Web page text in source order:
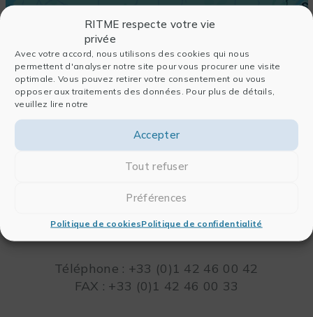
RITME respecte votre vie
privée
Avec votre accord, nous utilisons des cookies qui nous
permettent d'analyser notre site pour vous procurer une visite
optimale. Vous pouvez retirer votre consentement ou vous
opposer aux traitements des données. Pour plus de détails,
veuillez lire notre
Accepter
Tout refuser
Préférences
Politique de cookiesPolitique de confidentialité
RITME
75018 PARIS – FRANCE
Téléphone : +33 (0)1 42 46 00 42
FAX : +33 (0)1 42 46 00 33